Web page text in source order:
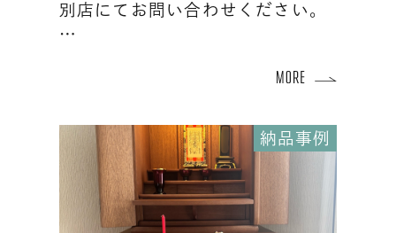
別店にてお問い合わせください。
…
納品事例